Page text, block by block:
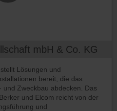
mbH & Co. KG
Lösungen und
bereit, die das
und Zweckbau abdecken. Das
und Elcom reicht von der
und